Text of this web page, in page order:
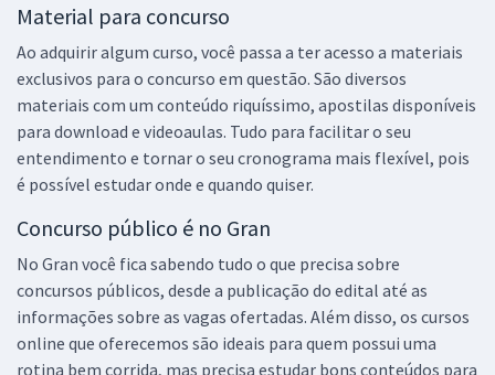
Material para concurso
Ao adquirir algum curso, você passa a ter acesso a materiais
exclusivos para o concurso em questão. São diversos
materiais com um conteúdo riquíssimo, apostilas disponíveis
para download e videoaulas. Tudo para facilitar o seu
entendimento e tornar o seu cronograma mais flexível, pois
é possível estudar onde e quando quiser.
Concurso público é no Gran
No Gran você fica sabendo tudo o que precisa sobre
concursos públicos, desde a publicação do edital até as
informações sobre as vagas ofertadas. Além disso, os cursos
online que oferecemos são ideais para quem possui uma
rotina bem corrida, mas precisa estudar bons conteúdos para